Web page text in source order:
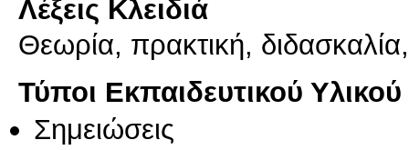
Λέξεις Κλειδιά
Θεωρία, πρακτική,
Τύποι Εκπαιδευτικού Υλικού
Σημειώσεις